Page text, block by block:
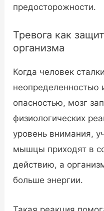
предосторожности.
Тревога как
организма
Когда человек
неопределенностью
опасностью, мозг
физиологических
уровень внимания,
мышцы приходят в
действию, а
больше энергии.